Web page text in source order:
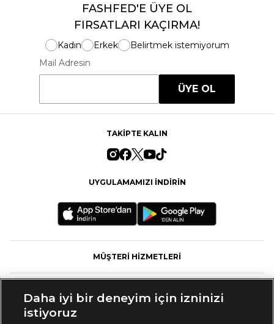
FASHFED'E ÜYE OL
FIRSATLARI KAÇIRMA!
Kadın Erkek
Belirtmek istemiyorum
Mail Adresin
ÜYE OL
TAKİPTE KALIN
UYGULAMAMIZI İNDİRİN
MÜŞTERİ HİZMETLERİ
Daha iyi bir deneyim için izninizi
istiyoruz